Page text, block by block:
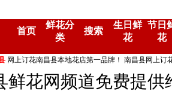
首页
鲜花分
类
搜索
生日鲜
花
节日
花
网上订花南昌县本地花店第一品牌！ 南昌县网上订
鲜花网频道免费提